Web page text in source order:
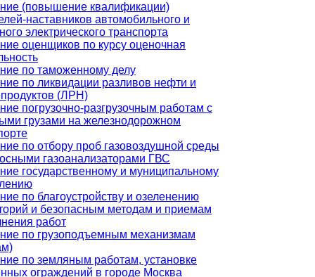
(повышение квалификации)
наставников автомобильного и
электрического транспорта
оценщиков по курсу оценочная
по таможенному делу
по ликвидации разливов нефти и
(ЛРН)
погрузочно-разгрузочным работам с
грузами на железнодорожном
по отбору проб газовоздушной среды
газоанализаторами ГВС
государственному и муниципальному
по благоустройству и озеленению
и безопасным методам и приемам
работ
по грузоподъемным механизмам
по земляным работам, установке
ограждений в городе Москва